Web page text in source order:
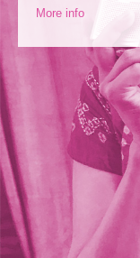
More info